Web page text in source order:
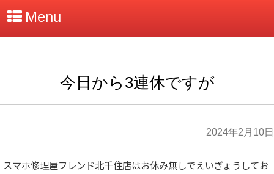
Menu
今日から3連休ですが
2024年2月10日
スマホ修理屋フレンド北千住店はお休み無しでえいぎょうしてお